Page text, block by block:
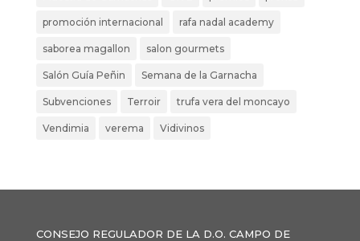
promoción internacional rafa nadal academy
saborea magallon salon gourmets
Salón Guía Peñin Semana de la Garnacha
Subvenciones Terroir trufa vera del moncayo
Vendimia verema Vidivinos
CONSEJO REGULADOR DE LA D.O. CAMPO DE